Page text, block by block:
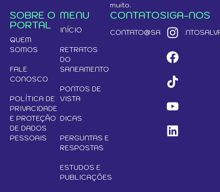
muito.
SOBRE O
PORTAL
QUEM
SOMOS
FALE
CONOSCO
POLÍTICA DE
PRIVACIDADE
E PROTEÇÃO
DE DADOS
PESSOAIS
MENU
INÍCIO
RETRATOS
DO
SANEAMENTO
PONTOS DE
VISTA
DICAS
PERGUNTAS E
RESPOSTAS
ESTUDOS E
PUBLICAÇÕES
CONTATOSIGA-NOS